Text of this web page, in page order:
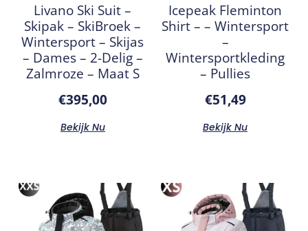
Livano Ski Suit –
Skipak – SkiBroek –
Wintersport – Skijas
– Dames – 2-Delig –
Zalmroze – Maat S
€395,00
Bekijk Nu
Icepeak Fleminton
Shirt – – Wintersport
–
Wintersportkleding
– Pullies
€51,49
Bekijk Nu